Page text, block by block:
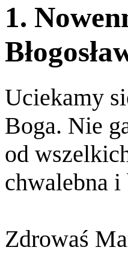
1.
Uciekamy
Boga. Nie
od
chwalebna i
Zdrowaś